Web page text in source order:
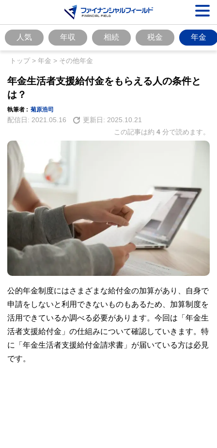
人気 年収 相続 税金 年金
トップ> 年金 > その他年金
年金生活者支援給付金をもらえる人の条件と
は？
執筆者 : 菊原浩司
配信日: 2021.05.16 更新日: 2025.10.21
この記事は約 4 分で読めます。
公的年金制度にはさまざまな給付金の加算があり、自身で
申請をしないと利用できないものもあるため、加算制度を
活用できているか調べる必要があります。今回は「年金生
活者支援給付金」の仕組みについて確認していきます。特
に「年金生活者支援給付金請求書」が届いている方は必見
です。